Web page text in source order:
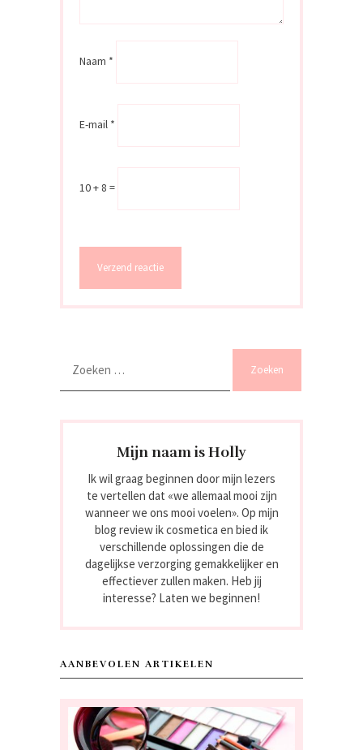
Naam *
E-mail *
10 + 8 =
naar:
Mijn naam is Holly
Ik wil graag beginnen door mijn lezers
te vertellen dat «we allemaal mooi zijn
wanneer we ons mooi voelen». Op mijn
blog review ik cosmetica en bied ik
verschillende oplossingen die de
dagelijkse verzorging gemakkelijker en
effectiever zullen maken. Heb jij
interesse? Laten we beginnen!
AANBEVOLEN ARTIKELEN